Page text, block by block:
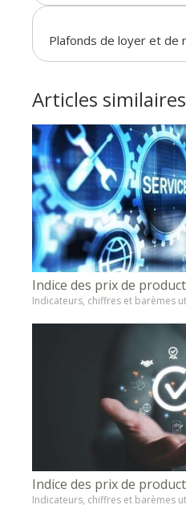
Articles similaires
Indice des prix de
Indicateurs, chiffres et barèmes
Indice des prix de
Indicateurs, chiffres et barèmes